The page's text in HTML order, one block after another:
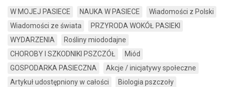
W MOJEJ PASIECE NAUKA W PASIECE
Wiadomości z Polski
Wiadomości ze świata
PRZYRODA WOKÓŁ PASIEKI
WYDARZENIA
Rośliny miododajne
CHOROBY I SZKODNIKI PSZCZÓŁ
Miód
GOSPODARKA PASIECZNA
Akcje / inicjatywy społeczne
Artykuł udostępniony w całości
Biologia pszczoły